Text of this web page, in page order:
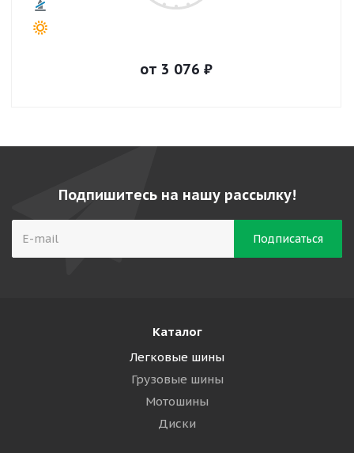
от 3 076 ₽
Подпишитесь на нашу рассылку!
Каталог
Легковые шины
Грузовые шины
Мотошины
Диски